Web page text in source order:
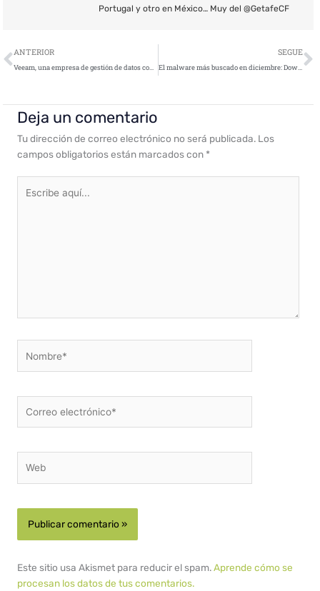
Portugal y otro en México… Muy del @GetafeCF
Ant
ANTERIOR
Veeam, una empresa de gestión de datos con sede en Suiza, obtiene la friolera de $500 millones de Insight Venture Partners
SEGUE
El malware más buscado en diciembre: Downloader se cuela en el top 10
Deja un comentario
Tu dirección de correo electrónico no será publicada. Los
campos obligatorios están marcados con *
aquí...
electrónico*
Este sitio usa Akismet para reducir el spam.Aprende cómo se
procesan los datos de tus comentarios.